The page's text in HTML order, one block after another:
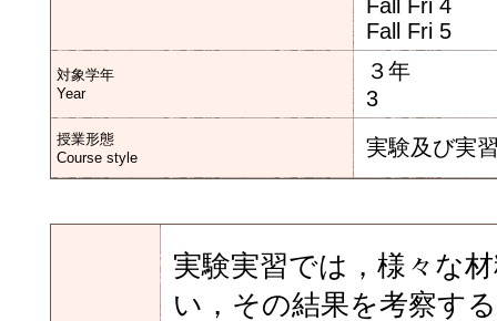
Fall Fri 4
Fall Fri 5
対象学年
Year
３年
3
授業形態
Course style
実験及び実
実験実習では，様々な
い，その結果を考察す